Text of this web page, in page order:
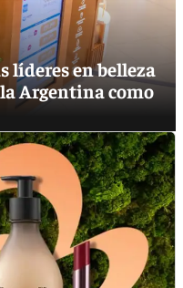
líderes en belleza
Argentina como